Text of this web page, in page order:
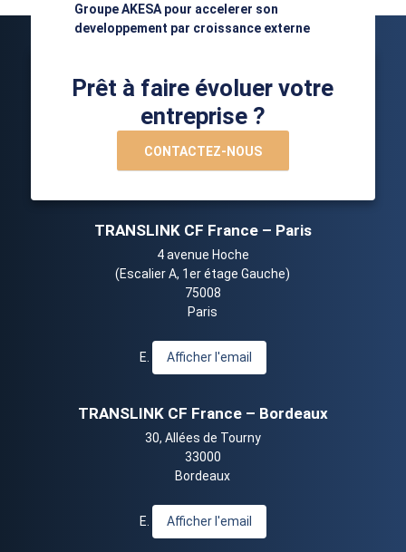
Groupe AKESA pour accelerer son
developpement par croissance externe
Prêt à faire évoluer votre
entreprise ?
CONTACTEZ-NOUS
TRANSLINK CF France – Paris
4 avenue Hoche
(Escalier A, 1er étage Gauche)
75008
Paris
E. Afficher l'email
TRANSLINK CF France – Bordeaux
30, Allées de Tourny
33000
Bordeaux
E. Afficher l'email